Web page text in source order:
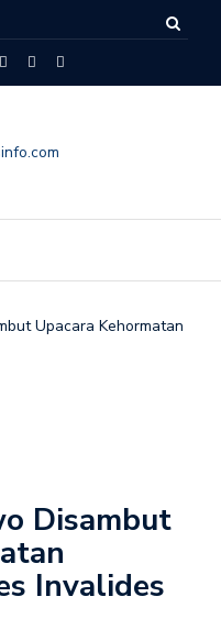
Upacara Kehormatan
Disambut
Invalides